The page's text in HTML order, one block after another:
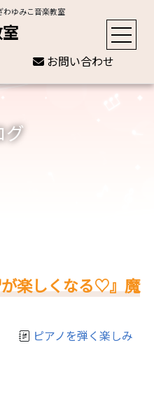
わゆみこ音楽教室
お問い合わせ
グ
が楽しくなる♡』魔
ピアノを弾く楽しみ